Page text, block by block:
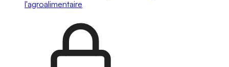
l'agroalimentaire